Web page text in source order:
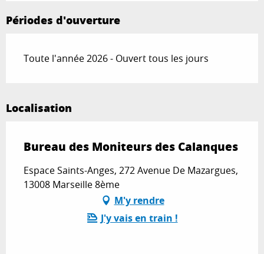
Périodes d'ouverture
Toute l'année 2026 - Ouvert tous les jours
Localisation
Bureau des Moniteurs des Calanques
Espace Saints-Anges, 272 Avenue De Mazargues,
13008 Marseille 8ème
M'y rendre
J'y vais en train !